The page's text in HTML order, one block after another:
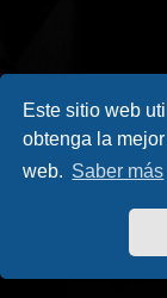
Este sitio web
obtenga la
web. Saber más